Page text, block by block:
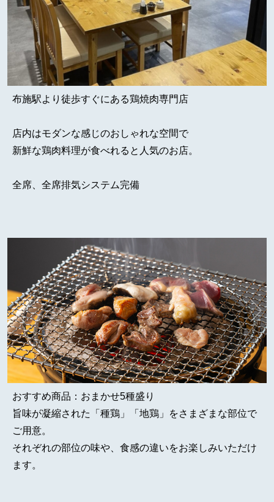
布施駅より徒歩すぐにある鶏焼肉専門店
店内はモダンな感じのおしゃれな空間で
新鮮な鶏肉料理が食べれると人気のお店。
全席、全席排気システム完備
おすすめ商品：おまかせ5種盛り
旨味が凝縮された「種鶏」「地鶏」をさまざまな部位で
ご用意。
それぞれの部位の味や、食感の違いをお楽しみいただけ
ます。